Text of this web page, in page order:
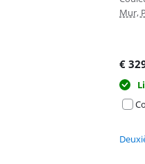
Mur,
€